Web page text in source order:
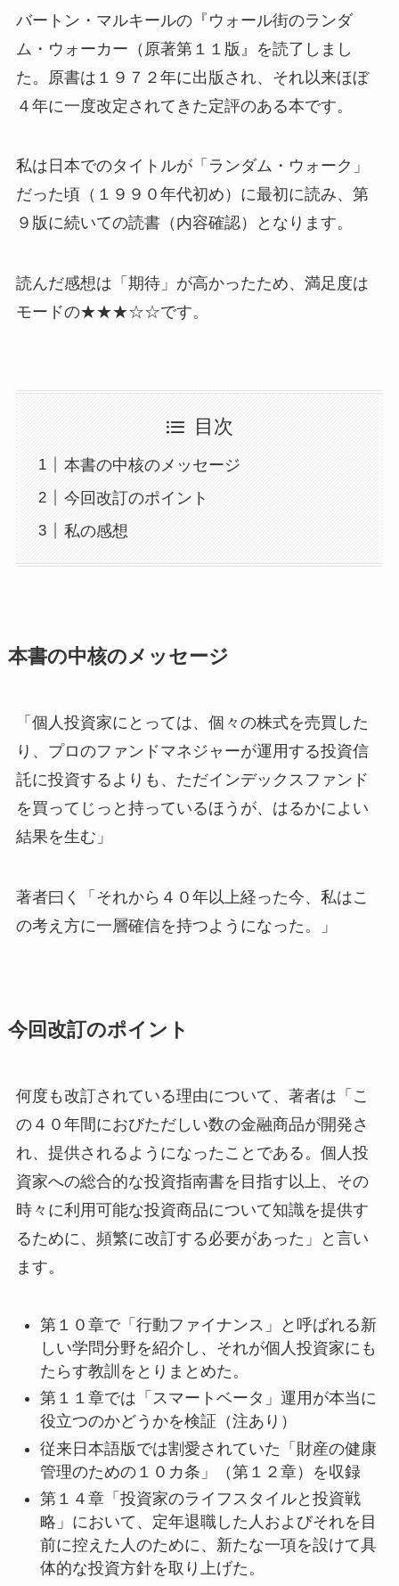
バートン・マルキールの『ウォール街のランダ
ム・ウォーカー（原著第１１版』を読了しまし
た。原書は１９７２年に出版され、それ以来ほぼ
４年に一度改定されてきた定評のある本です。
私は日本でのタイトルが「ランダム・ウォーク」
だった頃（１９９０年代初め）に最初に読み、第
９版に続いての読書（内容確認）となります。
読んだ感想は「期待」が高かったため、満足度は
モードの★★★☆☆です。
目次
本書の中核のメッセージ
今回改訂のポイント
私の感想
本書の中核のメッセージ
「個人投資家にとっては、個々の株式を売買した
り、プロのファンドマネジャーが運用する投資信
託に投資するよりも、ただインデックスファンド
を買ってじっと持っているほうが、はるかによい
結果を生む」
著者曰く「それから４０年以上経った今、私はこ
の考え方に一層確信を持つようになった。」
今回改訂のポイント
何度も改訂されている理由について、著者は「こ
の４０年間におびただしい数の金融商品が開発さ
れ、提供されるようになったことである。個人投
資家への総合的な投資指南書を目指す以上、その
時々に利用可能な投資商品について知識を提供す
るために、頻繁に改訂する必要があった」と言い
ます。
第１０章で「行動ファイナンス」と呼ばれる新
しい学問分野を紹介し、それが個人投資家にも
たらす教訓をとりまとめた。
第１１章では「スマートベータ」運用が本当に
役立つのかどうかを検証（注あり）
従来日本語版では割愛されていた「財産の健康
管理のための１０カ条」（第１２章）を収録
第１４章「投資家のライフスタイルと投資戦
略」において、定年退職した人およびそれを目
前に控えた人のために、新たな一項を設けて具
体的な投資方針を取り上げた。